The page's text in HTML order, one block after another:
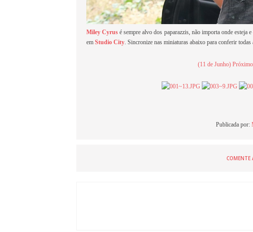
Miley Cyrus é sempre alvo dos paparazzis, não importa onde
em Studio City. Sincronize nas miniaturas abaixo para conferir todas
(11 de Junho)
Publicada por:
COMENTE